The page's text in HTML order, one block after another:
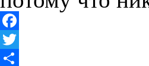
Facebook
Twitter